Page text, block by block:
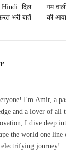
दिल
भरी बातें
गम
की
I'm Amir, a
and a lover of all
I dive deep
the world one
journey!